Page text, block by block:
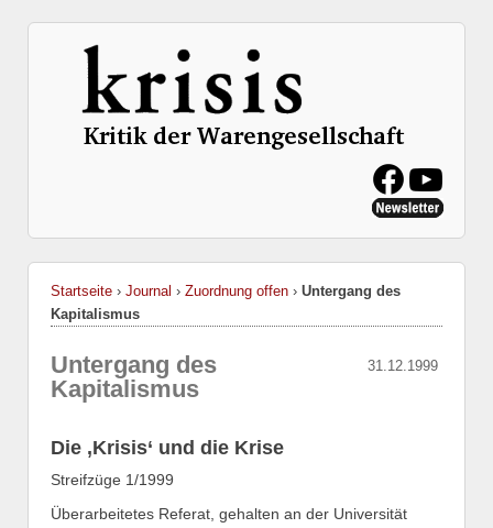
Startseite › Journal › Zuordnung offen › Untergang des
Kapitalismus
31.12.1999
Untergang des
Kapitalismus
Die ‚Krisis‘ und die Krise
Streifzüge 1/1999
Überarbeitetes Referat, gehalten an der Universität